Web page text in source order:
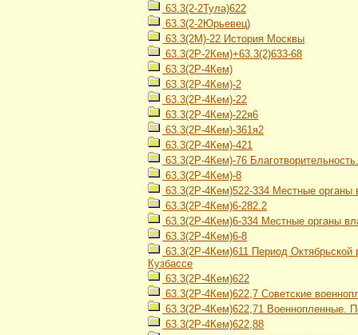
63.3(2-2Тула)622
63.3(2-2Юрьевец)
63.3(2М)-22 История Москвы
63.3(2Р-2Кем)+63.3(2)633-68
63.3(2Р-4Кем)
63.3(2Р-4Кем)-2
63.3(2Р-4Кем)-22
63.3(2Р-4Кем)-22я6
63.3(2Р-4Кем)-361я2
63.3(2Р-4Кем)-421
63.3(2Р-4Кем)-76
63.3(2Р-4Кем)-8
63.3(2Р-4Кем)522-334 Местные органы
63.3(2Р-4Кем)6-282.2
63.3(2Р-4Кем)6-334 Местные органы
63.3(2Р-4Кем)6-8
63.3(2Р-4Кем)611 Период Октябрьской
Кузбассе
63.3(2Р-4Кем)622
63.3(2Р-4Кем)622,7 Советские
63.3(2Р-4Кем)622,71 Военнопленные.
63.3(2Р-4Кем)622,88